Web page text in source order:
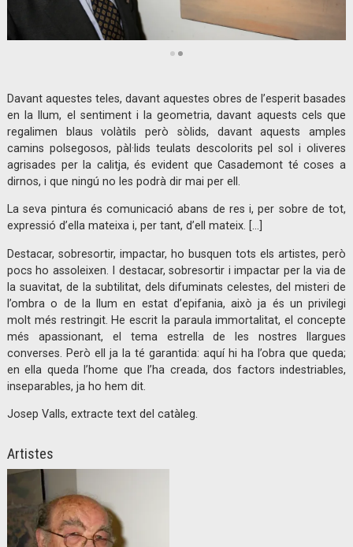
Davant aquestes teles, davant aquestes obres de l’esperit basades
en la llum, el sentiment i la geometria, davant aquests cels que
regalimen blaus volàtils però sòlids, davant aquests amples
camins polsegosos, pàl·lids teulats descolorits pel sol i oliveres
agrisades per la calitja, és evident que Casademont té coses a
dirnos, i que ningú no les podrà dir mai per ell.
La seva pintura és comunicació abans de res i, per sobre de tot,
expressió d’ella mateixa i, per tant, d’ell mateix. […]
Destacar, sobresortir, impactar, ho busquen tots els artistes, però
pocs ho assoleixen. I destacar, sobresortir i impactar per la via de
la suavitat, de la subtilitat, dels difuminats celestes, del misteri de
l’ombra o de la llum en estat d’epifania, això ja és un privilegi
molt més restringit. He escrit la paraula immortalitat, el concepte
més apassionant, el tema estrella de les nostres llargues
converses. Però ell ja la té garantida: aquí hi ha l’obra que queda;
en ella queda l’home que l’ha creada, dos factors indestriables,
inseparables, ja ho hem dit.
Josep Valls, extracte text del catàleg.
Artistes